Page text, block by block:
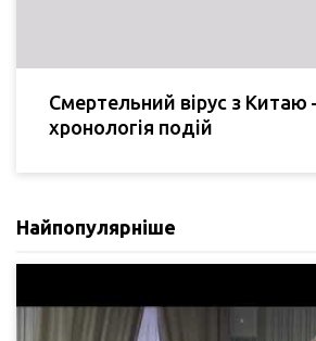
Смертельний вірус з
хронологія подій
Найпопулярніше